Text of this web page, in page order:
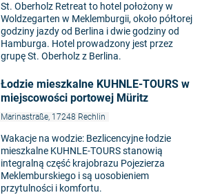
St. Oberholz Retreat to hotel położony w
Woldzegarten w Meklemburgii, około półtorej
godziny jazdy od Berlina i dwie godziny od
Hamburga. Hotel prowadzony jest przez
grupę St. Oberholz z Berlina.
Łodzie mieszkalne KUHNLE-TOURS w
miejscowości portowej Müritz
Marinastraße, 17248 Rechlin
Wakacje na wodzie: Bezlicencyjne łodzie
mieszkalne KUHNLE-TOURS stanowią
integralną część krajobrazu Pojezierza
Meklemburskiego i są uosobieniem
przytulności i komfortu.